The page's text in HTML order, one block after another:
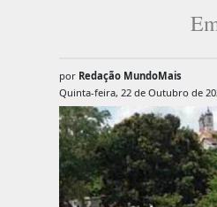
por Redação MundoMais
Quinta-feira, 22 de Outubro de